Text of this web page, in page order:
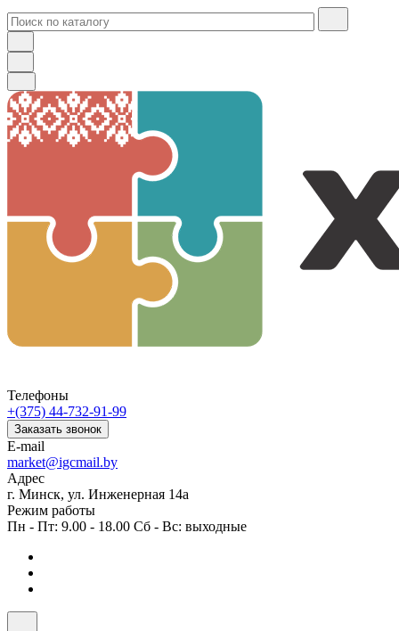
Телефоны
+(375) 44-732-91-99
Заказать звонок
E-mail
market@igcmail.by
Адрес
г. Минск, ул. Инженерная 14а
Режим работы
Пн - Пт: 9.00 - 18.00 Сб - Вс: выходные